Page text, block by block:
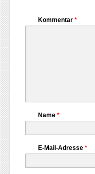
Kommentar *
Name *
E-Mail-Adresse *